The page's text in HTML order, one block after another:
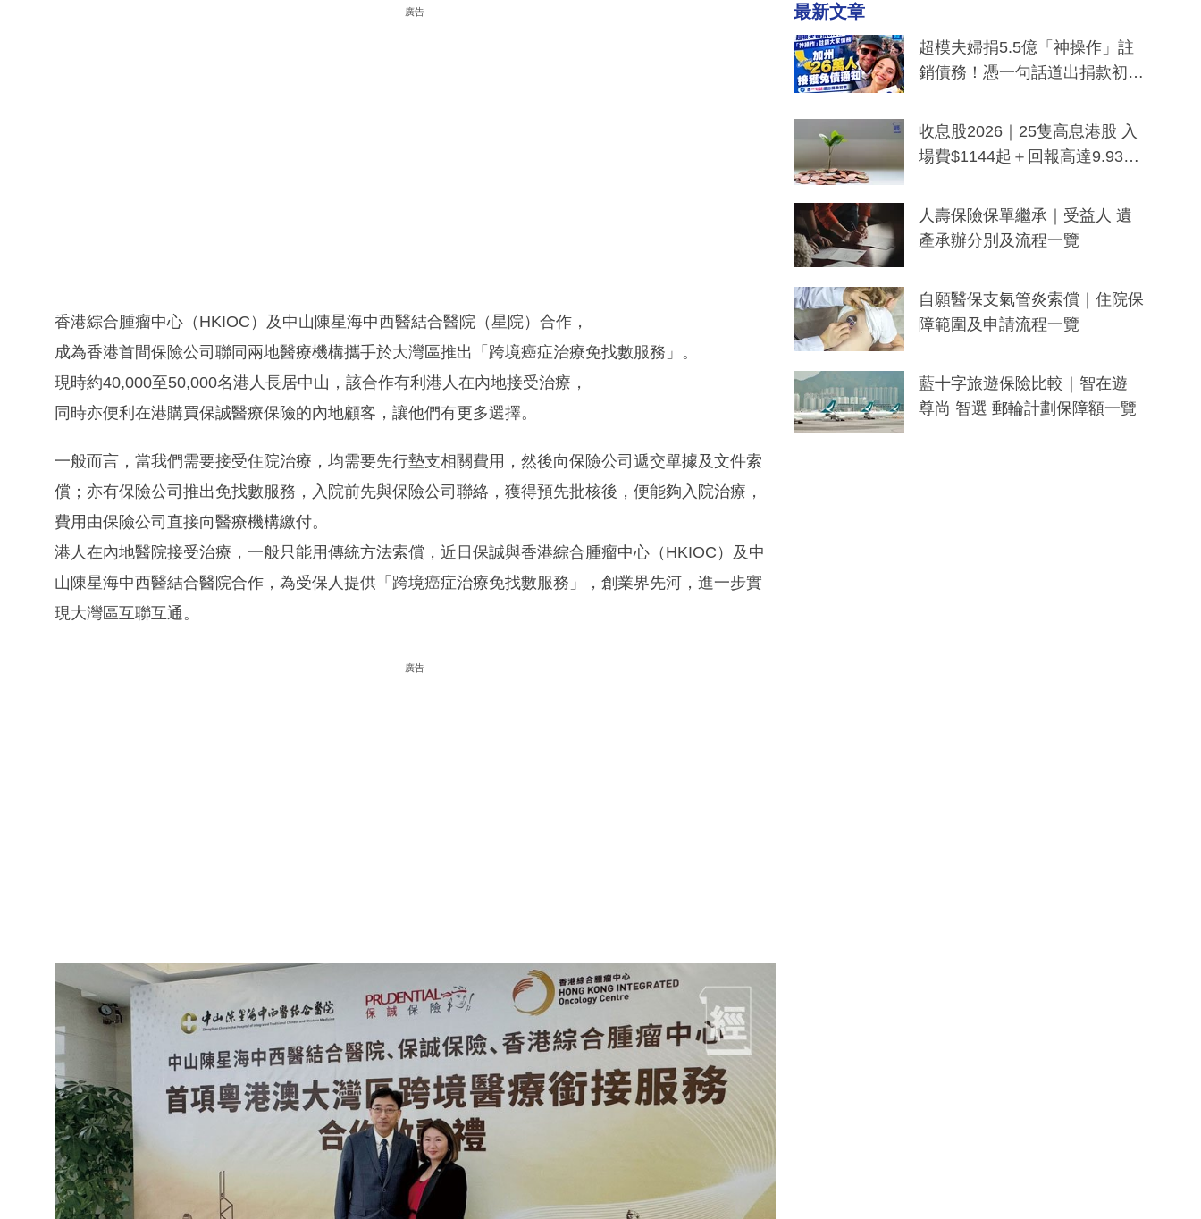
廣告
香港綜合腫瘤中心（HKIOC）及中山陳星海中西醫結合醫院（星院）合作，
成為香港首間保險公司聯同兩地醫療機構攜手於大灣區推出「跨境癌症治療免找數服務」。
現時約40,000至50,000名港人長居中山，該合作有利港人在內地接受治療，
同時亦便利在港購買保誠醫療保險的內地顧客，讓他們有更多選擇。
一般而言，當我們需要接受住院治療，均需要先行墊支相關費用，然後向保險公司遞交單據及文件索
償；亦有保險公司推出免找數服務，入院前先與保險公司聯絡，獲得預先批核後，便能夠入院治療，
費用由保險公司直接向醫療機構繳付。
港人在內地醫院接受治療，一般只能用傳統方法索償，近日保誠與香港綜合腫瘤中心（HKIOC）及中
山陳星海中西醫結合醫院合作，為受保人提供「跨境癌症治療免找數服務」，創業界先河，進一步實
現大灣區互聯互通。
廣告
最新文章
超模夫婦捐5.5億「神操作」註
銷債務！憑一句話道出捐款初
一度被誤當詐騙手段
收息股2026｜25隻高息港股 入
場費$1144起＋回報高達9.93
人壽保險保單繼承｜受益人 遺
產承辦分別及流程一覽
自願醫保支氣管炎索償｜住院保
障範圍及申請流程一覽
藍十字旅遊保險比較｜智在遊
尊尚 智選 郵輪計劃保障額一覽